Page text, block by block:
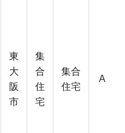
東
大
阪
市
集
合
住
宅
集合
住宅
A